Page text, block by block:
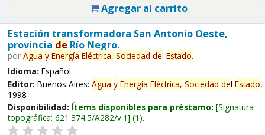
Agregar al carrito
Estación transformadora San Antonio Oeste,
provincia deRío Negro.
por Agua y Energía Eléctrica, Sociedad del Estado.
Idioma: Español
Editor: Buenos Aires: Agua y Energía Eléctrica, Sociedad del Estado,
1998
Disponibilidad: Ítems disponibles para préstamo: Signatura
topográfica: 621.374.5/A282/v.1 (1).